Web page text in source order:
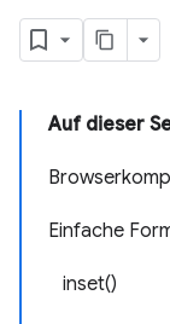
Auf dieser
Einfache
inset()